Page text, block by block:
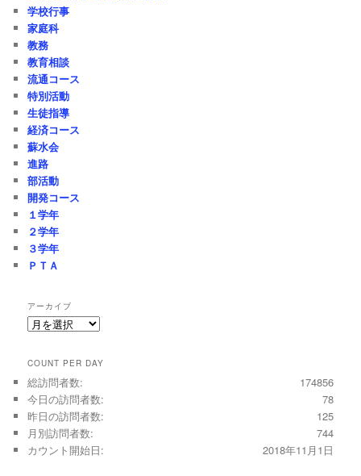
学校行事
家庭科
教務
教育相談
流通コース
特別活動
生徒指導
経済コース
蘇水会
進路
部活動
開発コース
１学年
２学年
３学年
ＰＴＡ
アーカイブ
ア
イ
ブ
COUNT PER DAY
174856
総訪問者数:
78
今日の訪問者数:
125
昨日の訪問者数:
744
月別訪問者数:
2018年11月1日
カウント開始日: